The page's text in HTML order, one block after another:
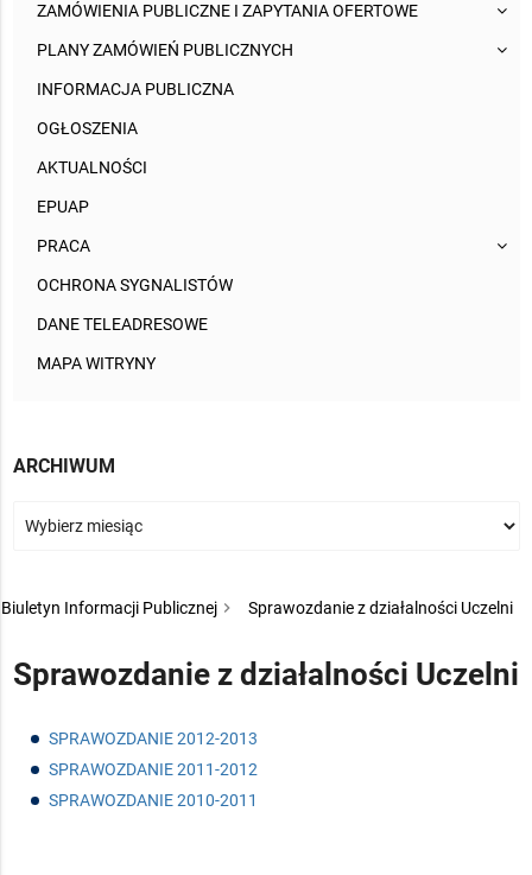
ZAMÓWIENIA PUBLICZNE I ZAPYTANIA OFERTOWE
PLANY ZAMÓWIEŃ PUBLICZNYCH
INFORMACJA PUBLICZNA
OGŁOSZENIA
AKTUALNOŚCI
EPUAP
PRACA
OCHRONA SYGNALISTÓW
DANE TELEADRESOWE
MAPA WITRYNY
ARCHIWUM
Biuletyn Informacji Publicznej Sprawozdanie z działalności Uczelni
Sprawozdanie z działalności Uczelni
SPRAWOZDANIE 2012-2013
SPRAWOZDANIE 2011-2012
SPRAWOZDANIE 2010-2011